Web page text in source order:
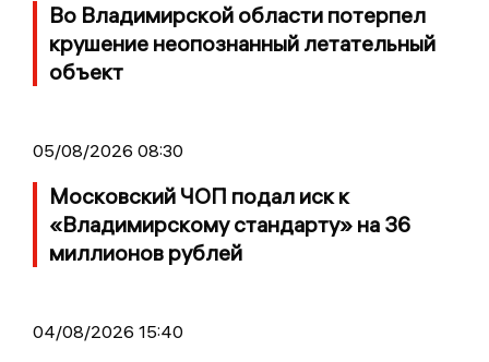
Во Владимирской области потерпел
крушение неопознанный летательный
объект
05/08/2026 08:30
Московский ЧОП подал иск к
«Владимирскому стандарту» на 36
миллионов рублей
04/08/2026 15:40